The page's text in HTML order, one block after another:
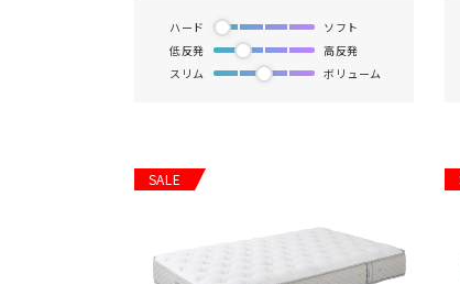
ハード
ソフト
低反発
高反発
スリム
ボリューム
SALE